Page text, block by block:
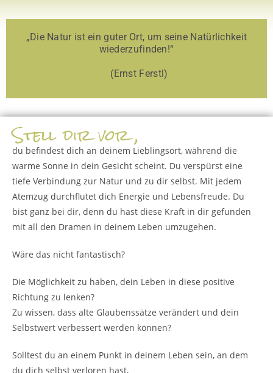
„Die Natur ist ein guter Ort, um seine Natürlichkeit
wiederzufinden!“
(Ernst Ferstl)
Stell dir vor ,
du befindest dich an deinem Lieblingsort, während die
warme Sonne in dein Gesicht scheint. Du verspürst eine
tiefe Verbindung zur Natur und zu dir selbst. Mit jedem
Atemzug durchflutet dich Energie und Lebensfreude. Du
bist ganz bei dir, denn du hast diese Kraft in dir gefunden
mit all den Dramen in deinem Leben umzugehen.
Wäre das nicht fantastisch?
Die Möglichkeit zu haben, dein Leben in diese positive
Richtung zu lenken?
Zu wissen, dass alte Glaubenssätze verändert und dein
Selbstwert verbessert werden können?
Solltest du an einem Punkt in deinem Leben sein, an dem
du dich selbst verloren hast,